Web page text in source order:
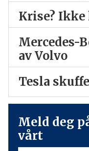
Krise? Ikke
Mercedes-
av Volvo
Tesla
Meld deg
vårt